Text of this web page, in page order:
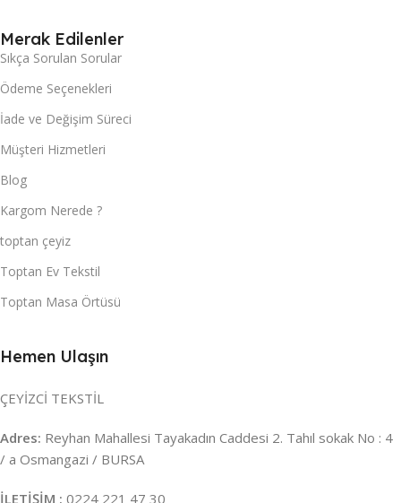
Merak Edilenler
Sıkça Sorulan Sorular
Ödeme Seçenekleri
İade ve Değişim Süreci
Müşteri Hizmetleri
Blog
Kargom Nerede ?
toptan çeyiz
Toptan Ev Tekstil
Toptan Masa Örtüsü
Hemen Ulaşın
ÇEYİZCİ TEKSTİL
Adres: Reyhan Mahallesi Tayakadın Caddesi 2. Tahıl sokak No : 4
/ a Osmangazi / BURSA
İLETİŞİM : 0224 221 47 30